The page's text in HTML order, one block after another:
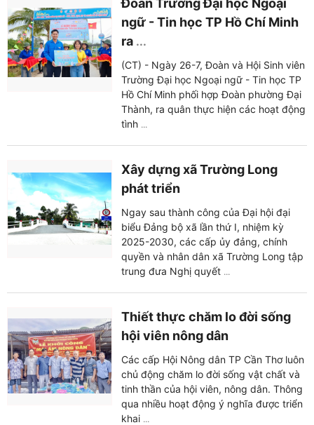
ngữ - Tin học TP Hồ Chí Minh
ra...
(CT) - Ngày 26-7, Đoàn và Hội Sinh viên
Trường Đại học Ngoại ngữ - Tin học TP
Hồ Chí Minh phối hợp Đoàn phường Đại
Thành, ra quân thực hiện các hoạt động
tình...
Xây dựng xã Trường Long
phát triển
Ngay sau thành công của Đại hội đại
biểu Đảng bộ xã lần thứ I, nhiệm kỳ
2025-2030, các cấp ủy đảng, chính
quyền và nhân dân xã Trường Long tập
trung đưa Nghị quyết...
Thiết thực chăm lo đời sống
hội viên nông dân
Các cấp Hội Nông dân TP Cần Thơ luôn
chủ động chăm lo đời sống vật chất và
tinh thần của hội viên, nông dân. Thông
qua nhiều hoạt động ý nghĩa được triển
khai...